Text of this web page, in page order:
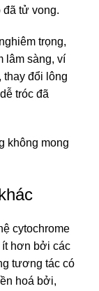
đã tử vong.
trọng,
lâm sàng, ví
thay đổi lông
tróc đã
không mong
cytochrome
hơn bởi các
tương tác có
hoá bởi,